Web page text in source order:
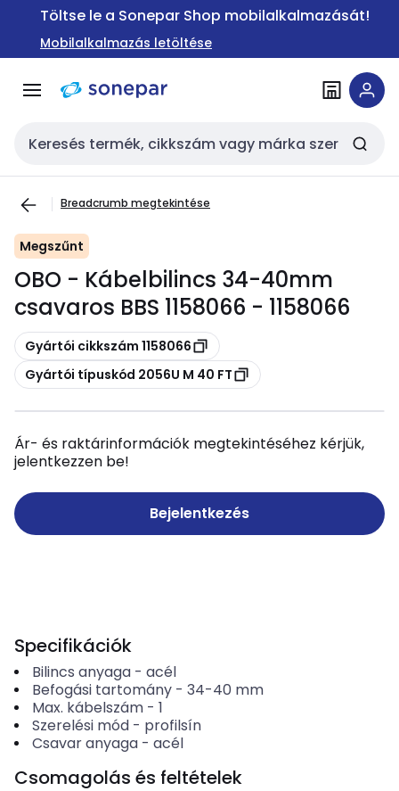
Ugrás a
Ugrás a
tartalomra
Töltse le a Sonepar Shop mobilalkalmazását!
Mobilalkalmazás letöltése
Keresési bemenet
Breadcrumb megtekintése
Megszűnt
OBO - Kábelbilincs 34-40mm
csavaros BBS 1158066 - 1158066
Másolás
Gyártói cikkszám 1158066
Másolás
Gyártói típuskód 2056U M 40 FT
Ár- és raktárinformációk megtekintéséhez kérjük,
jelentkezzen be!
Bejelentkezés
Specifikációk
Bilincs anyaga- acél
Befogási tartomány- 34-40 mm
Max. kábelszám- 1
Szerelési mód- profilsín
Csavar anyaga- acél
Csomagolás és feltételek